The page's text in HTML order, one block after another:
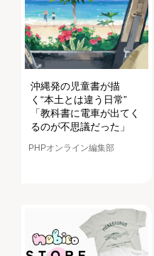
沖縄発の児童書が描
く“本土とは違う日常”
「教科書に電車が出てく
るのが不思議だった」
PHPオンライン編集部